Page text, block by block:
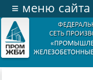
≡ меню сайта